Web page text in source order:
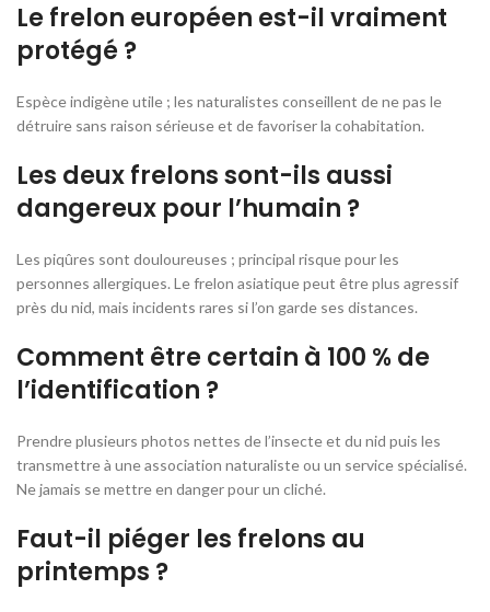
Le frelon européen est-il vraiment
protégé ?
Espèce indigène utile ; les naturalistes conseillent de ne pas le
détruire sans raison sérieuse et de favoriser la cohabitation.
Les deux frelons sont-ils aussi
dangereux pour l’humain ?
Les piqûres sont douloureuses ; principal risque pour les
personnes allergiques. Le frelon asiatique peut être plus agressif
près du nid, mais incidents rares si l’on garde ses distances.
Comment être certain à 100 % de
l’identification ?
Prendre plusieurs photos nettes de l’insecte et du nid puis les
transmettre à une association naturaliste ou un service spécialisé.
Ne jamais se mettre en danger pour un cliché.
Faut-il piéger les frelons au
printemps ?